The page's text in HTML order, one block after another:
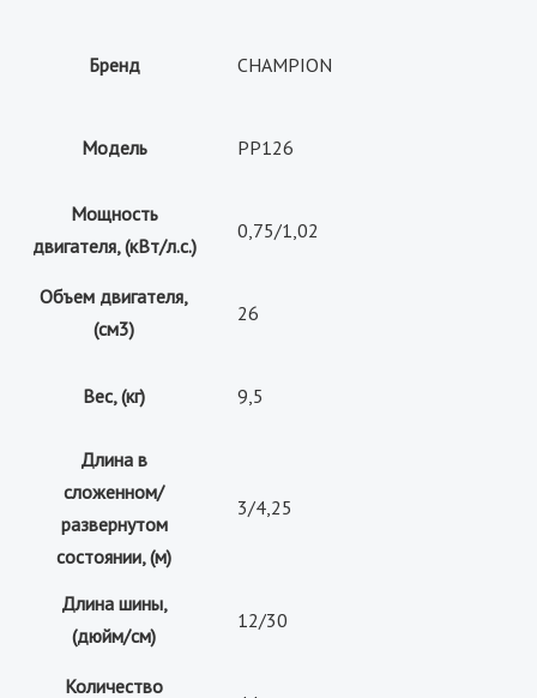
Бренд CHAMPION
Модель PP126
Мощность
двигателя, (кВт/л.с.)
0,75/1,02
Объем двигателя,
(см3)
26
Вес, (кг) 9,5
Длина в
сложенном/
развернутом
состоянии, (м)
3/4,25
Длина шины,
(дюйм/см)
12/30
Количество